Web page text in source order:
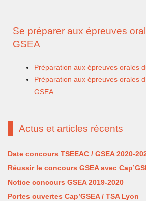
Se préparer aux épreuves
GSEA
Préparation aux épreuves orales
Préparation aux épreuves orales
GSEA
Actus et articles récents
Date concours TSEEAC / GSEA 2020-
Réussir le concours GSEA avec
Notice concours GSEA 2019-2020
Portes ouvertes Cap’GSEA / TSA Lyon